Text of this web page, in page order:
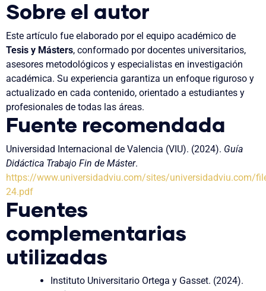
Sobre el autor
Este artículo fue elaborado por el equipo académico de
Tesis y Másters, conformado por docentes universitarios,
asesores metodológicos y especialistas en investigación
académica. Su experiencia garantiza un enfoque riguroso y
actualizado en cada contenido, orientado a estudiantes y
profesionales de todas las áreas.
Fuente recomendada
Universidad Internacional de Valencia (VIU). (2024). Guía
Didáctica Trabajo Fin de Máster.
https://www.universidadviu.com/sites/universidadviu.com/
24.pdf
Fuentes
complementarias
utilizadas
Instituto Universitario Ortega y Gasset. (2024).